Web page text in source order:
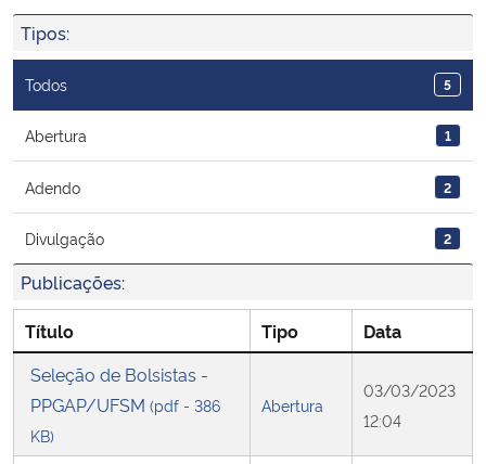
Ministério da Cidadania
Ministério da Saúde
Ministério de Minas e Energia
Ministério da Ciência, Tecnologia, Inovações e Comunicações
Ministério do Meio Ambiente
Ministério do Turismo
Controladoria-Geral da União
Tipos:
Todos 5
Abertura 1
Adendo 2
Divulgação 2
Publicações:
Título Tipo
Data
Seleção de Bolsistas -
PPGAP/UFSM (pdf - 386
KB)
Abertura
03/03/2023
12:04